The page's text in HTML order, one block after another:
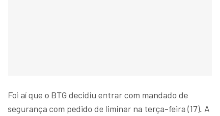
Foi aí que o BTG decidiu entrar com mandado de
segurança com pedido de liminar na terça-feira (17). A